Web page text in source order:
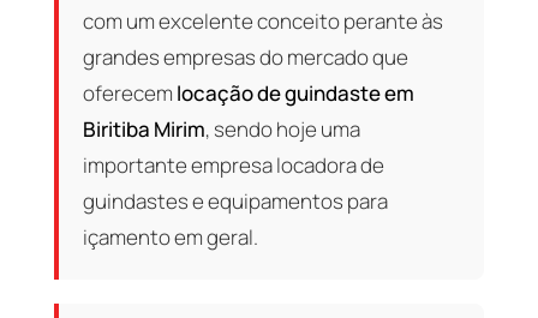
com um excelente conceito perante às
grandes empresas do mercado que
oferecem locação de guindaste em
Biritiba Mirim, sendo hoje uma
importante empresa locadora de
guindastes e equipamentos para
içamento em geral.